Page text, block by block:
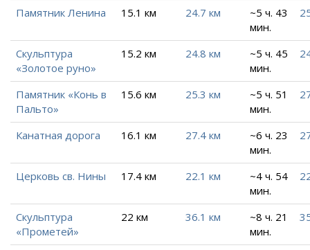
Памятник Ленина 15.1 км 24.7 км
~5 ч. 43
мин.
Скульптура
«Золотое руно»
15.2 км 24.8 км
~5 ч. 45
мин.
Памятник «Конь в
Пальто»
15.6 км 25.3 км
~5 ч. 51
мин.
Канатная дорога 16.1 км 27.4 км
~6 ч. 23
мин.
Церковь св. Нины 17.4 км 22.1 км
~4 ч. 54
мин.
Скульптура
«Прометей»
22 км 36.1 км
~8 ч. 21
мин.